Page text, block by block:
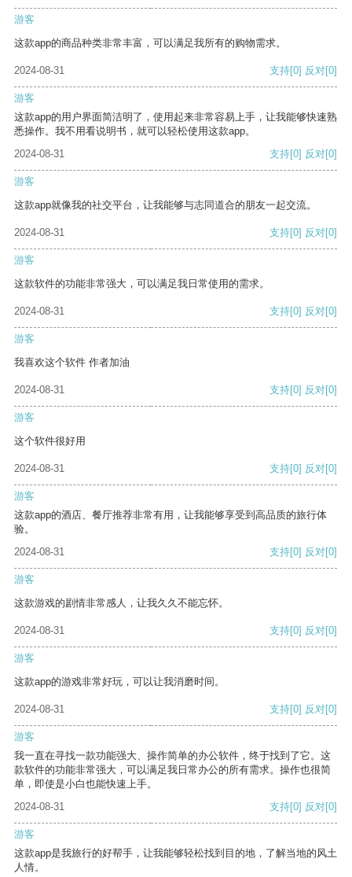
游客
这款app的商品种类非常丰富，可以满足我所有的购物需求。
2024-08-31 支持[0] 反对[0]
游客
这款app的用户界面简洁明了，使用起来非常容易上手，让我能够快速熟
悉操作。我不用看说明书，就可以轻松使用这款app。
2024-08-31
支持[0] 反对[0]
游客
这款app就像我的社交平台，让我能够与志同道合的朋友一起交流。
2024-08-31 支持[0] 反对[0]
游客
这款软件的功能非常强大，可以满足我日常使用的需求。
2024-08-31 支持[0] 反对[0]
游客
我喜欢这个软件 作者加油
2024-08-31 支持[0] 反对[0]
游客
这个软件很好用
2024-08-31 支持[0] 反对[0]
游客
这款app的酒店、餐厅推荐非常有用，让我能够享受到高品质的旅行体
验。
2024-08-31
支持[0] 反对[0]
游客
这款游戏的剧情非常感人，让我久久不能忘怀。
2024-08-31 支持[0] 反对[0]
游客
这款app的游戏非常好玩，可以让我消磨时间。
2024-08-31 支持[0] 反对[0]
游客
我一直在寻找一款功能强大、操作简单的办公软件，终于找到了它。这
款软件的功能非常强大，可以满足我日常办公的所有需求。操作也很简
单，即使是小白也能快速上手。
2024-08-31
支持[0] 反对[0]
游客
这款app是我旅行的好帮手，让我能够轻松找到目的地，了解当地的风土
人情。